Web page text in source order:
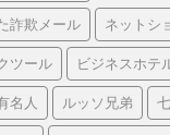
詐欺メール ネットシ
ツール ビジネスホテ
名人 ルッソ兄弟